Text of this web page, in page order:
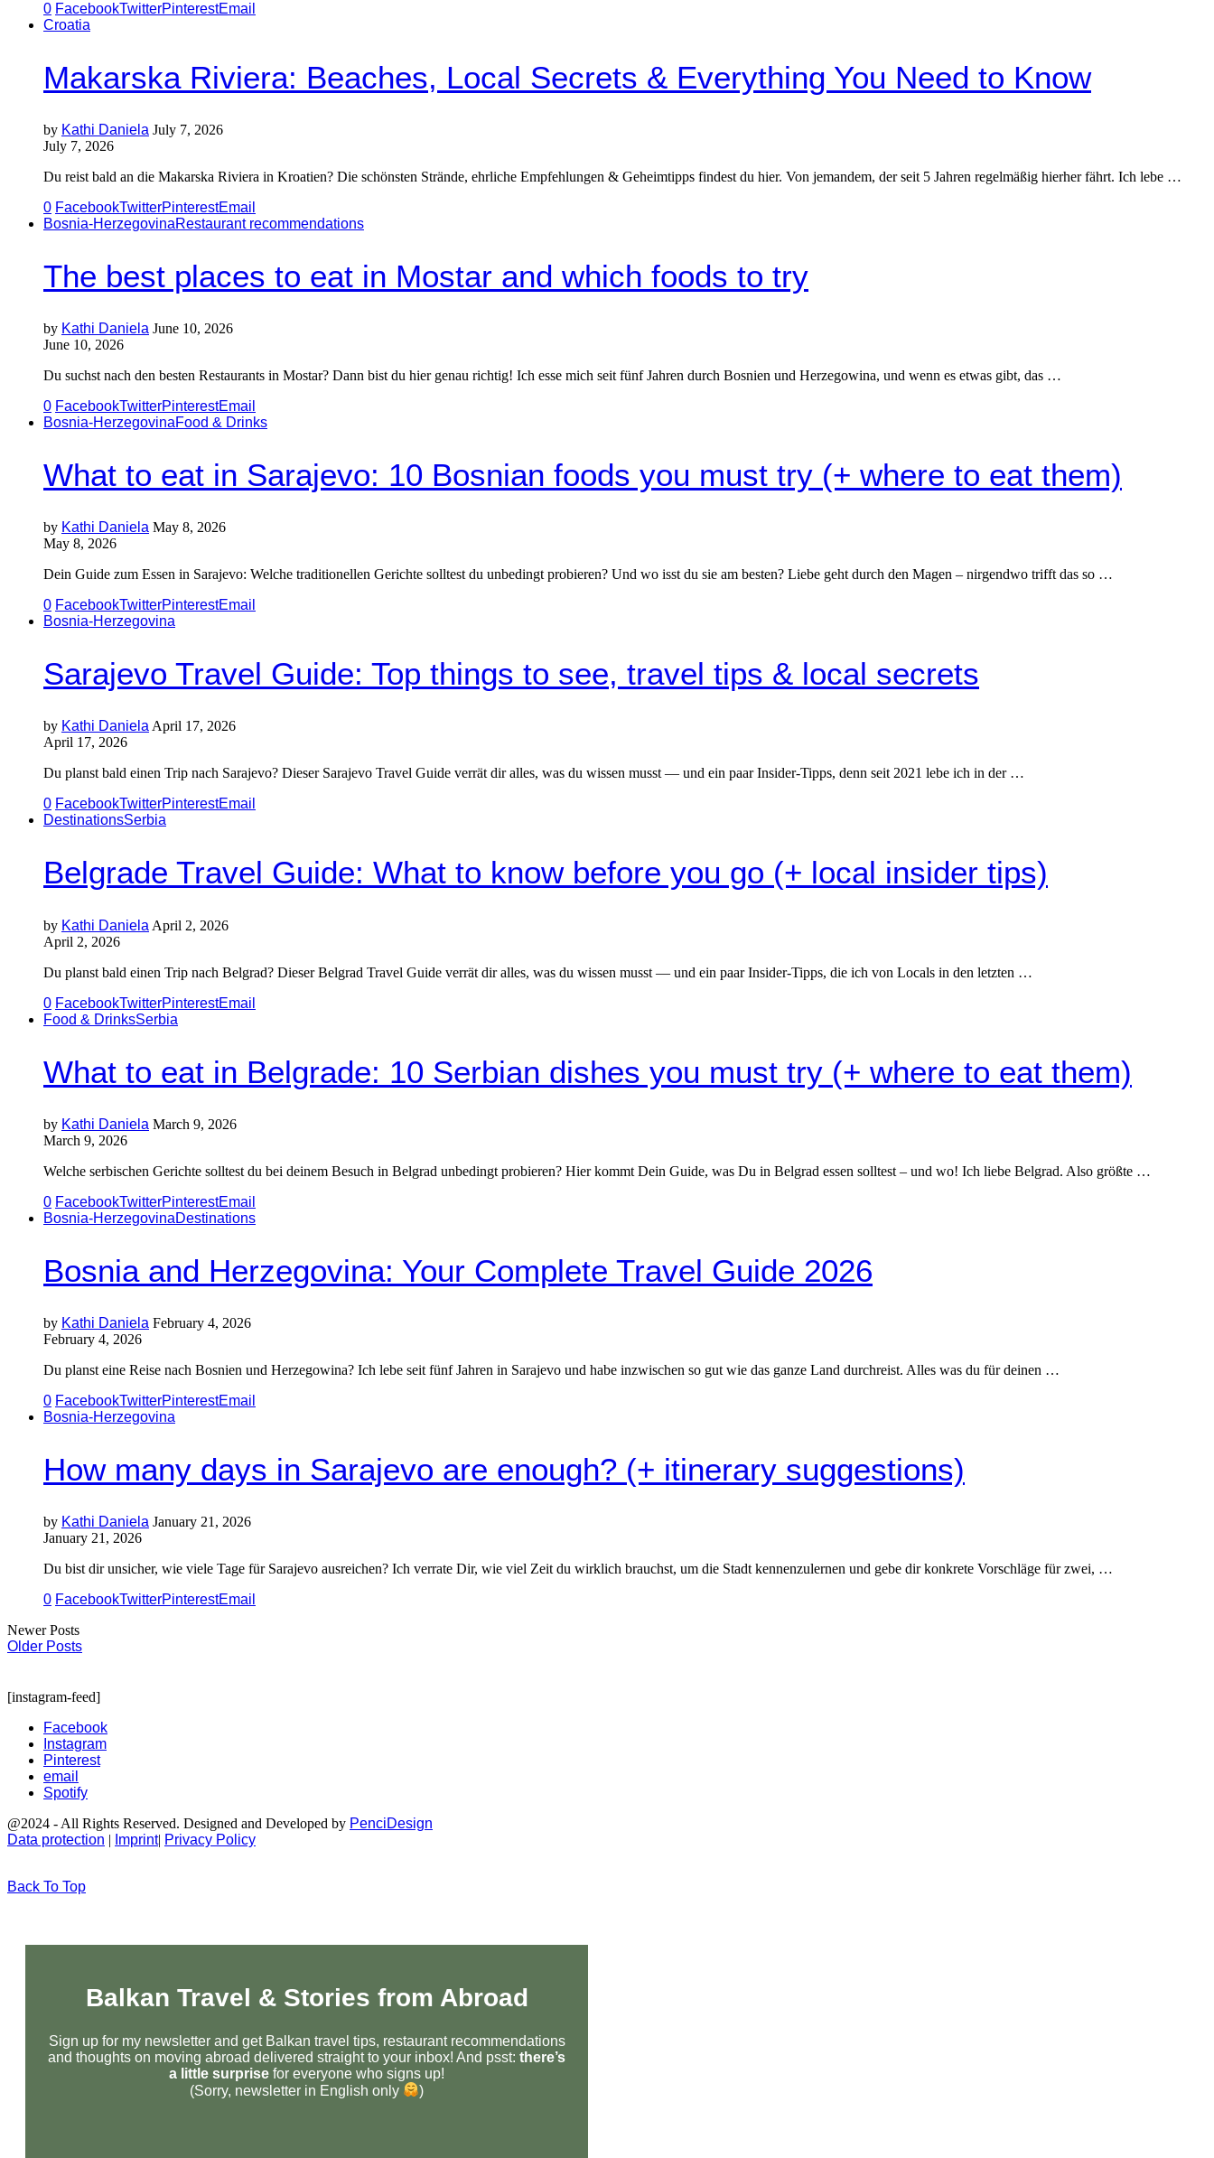
0 FacebookTwitterPinterestEmail
Croatia
Makarska Riviera: Beaches, Local Secrets & Everything You Need to Know
by Kathi Daniela July 7, 2026
July 7, 2026
Du reist bald an die Makarska Riviera in Kroatien? Die schönsten Strände, ehrliche Empfehlungen & Geheimtipps findest du hier. Von jemandem, der seit 5 Jahren regelmäßig hierher fährt. Ich lebe …
0 FacebookTwitterPinterestEmail
Bosnia-HerzegovinaRestaurant recommendations
The best places to eat in Mostar and which foods to try
by Kathi Daniela June 10, 2026
June 10, 2026
Du suchst nach den besten Restaurants in Mostar? Dann bist du hier genau richtig! Ich esse mich seit fünf Jahren durch Bosnien und Herzegowina, und wenn es etwas gibt, das …
0 FacebookTwitterPinterestEmail
Bosnia-HerzegovinaFood & Drinks
What to eat in Sarajevo: 10 Bosnian foods you must try (+ where to eat them)
by Kathi Daniela May 8, 2026
May 8, 2026
Dein Guide zum Essen in Sarajevo: Welche traditionellen Gerichte solltest du unbedingt probieren? Und wo isst du sie am besten? Liebe geht durch den Magen – nirgendwo trifft das so …
0 FacebookTwitterPinterestEmail
Bosnia-Herzegovina
Sarajevo Travel Guide: Top things to see, travel tips & local secrets
by Kathi DanielaApril 17, 2026
April 17, 2026
Du planst bald einen Trip nach Sarajevo? Dieser Sarajevo Travel Guide verrät dir alles, was du wissen musst — und ein paar Insider-Tipps, denn seit 2021 lebe ich in der …
0 FacebookTwitterPinterestEmail
DestinationsSerbia
Belgrade Travel Guide: What to know before you go (+ local insider tips)
by Kathi Daniela April 2, 2026
April 2, 2026
Du planst bald einen Trip nach Belgrad? Dieser Belgrad Travel Guide verrät dir alles, was du wissen musst — und ein paar Insider-Tipps, die ich von Locals in den letzten …
0 FacebookTwitterPinterestEmail
Food & DrinksSerbia
What to eat in Belgrade: 10 Serbian dishes you must try (+ where to eat them)
by Kathi Daniela March 9, 2026
March 9, 2026
Welche serbischen Gerichte solltest du bei deinem Besuch in Belgrad unbedingt probieren? Hier kommt Dein Guide, was Du in Belgrad essen solltest – und wo! Ich liebe Belgrad. Also größte …
0 FacebookTwitterPinterestEmail
Bosnia-HerzegovinaDestinations
Bosnia and Herzegovina: Your Complete Travel Guide 2026
by Kathi Daniela February 4, 2026
February 4, 2026
Du planst eine Reise nach Bosnien und Herzegowina? Ich lebe seit fünf Jahren in Sarajevo und habe inzwischen so gut wie das ganze Land durchreist. Alles was du für deinen …
0 FacebookTwitterPinterestEmail
Bosnia-Herzegovina
How many days in Sarajevo are enough? (+ itinerary suggestions)
by Kathi Daniela January 21, 2026
January 21, 2026
Du bist dir unsicher, wie viele Tage für Sarajevo ausreichen? Ich verrate Dir, wie viel Zeit du wirklich brauchst, um die Stadt kennenzulernen und gebe dir konkrete Vorschläge für zwei, …
0 FacebookTwitterPinterestEmail
Newer Posts
Older Posts
[instagram-feed]
Facebook
Instagram
Pinterest
email
Spotify
@2024 - All Rights Reserved. Designed and Developed by PenciDesign
Data protection | Imprint| Privacy Policy
Back To Top
Balkan Travel & Stories from Abroad
Sign up for my newsletter and get Balkan travel tips, restaurant recommendations
and thoughts on moving abroad delivered straight to your inbox! And psst: there’s
a little surprise for everyone who signs up!
(Sorry, newsletter in English only
)